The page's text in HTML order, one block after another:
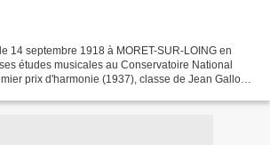
14 septembre 1918 à MORET-SUR-LOING en
études musicales au Conservatoire National
prix d'harmonie (1937), classe de Jean Gallon ;